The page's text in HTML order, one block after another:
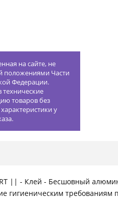
на сайте, не
положениями Части
Федерации.
технические
товаров без
у
RT || - Клей - Бесшовный
гигиеническим требованиям